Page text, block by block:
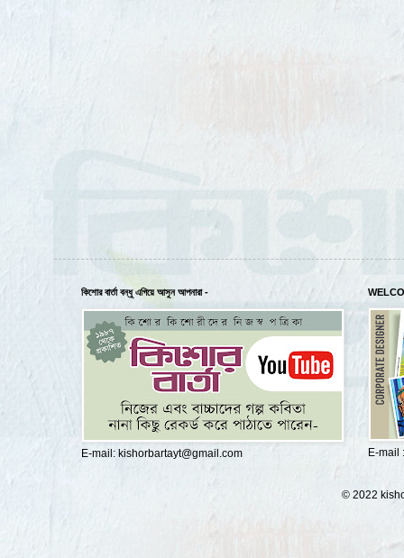
কিশোর বার্তা বন্ধু এগিয়ে আসুন আপনারা -
E-mail: kishorbartayt@gmail.com E-mail
© 2022